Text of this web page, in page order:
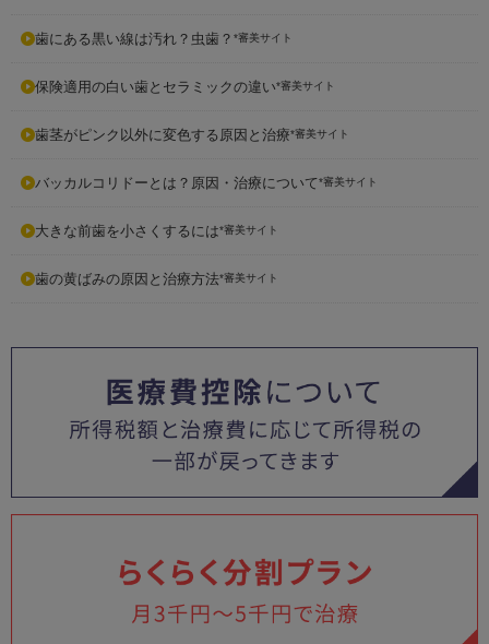
歯にある黒い線は汚れ？虫歯？ *審美サイト
保険適用の白い歯とセラミックの違い*審美サイト
歯茎がピンク以外に変色する原因と治療*審美サイト
バッカルコリドーとは？原因・治療について*審美サイト
大きな前歯を小さくするには*審美サイト
歯の黄ばみの原因と治療方法*審美サイト